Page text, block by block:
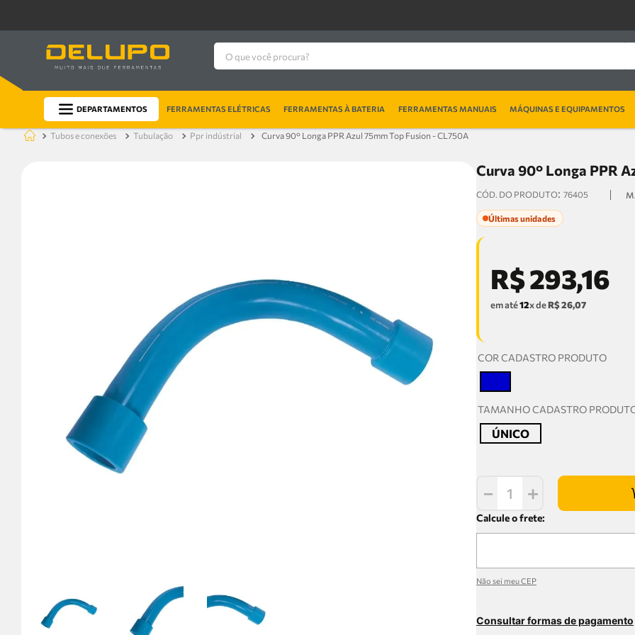
O que você procura?
DEPARTAMENTOS FERRAMENTAS ELÉTRICAS FERRAMENTAS À BATERIA FERRAMENTAS MANUAIS MÁQUINAS E EQUIPAMENTOS
tubos e conexões tubulação ppr indústrial Curva 90° Longa PPR Azul 75mm Top Fusion - CL750A
Curva 90° Longa PPR
: 76405
Últimas unidades
R$293,16
em até12x deR$26,07
COR CADASTRO PRODUTO
TAMANHO CADASTRO
ÚNICO
＋
－
Não sei meu CEP
Consultar formas de pagamento